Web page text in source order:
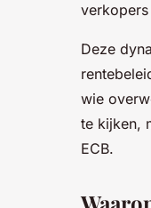
Deze
wie
te kijken,
ECB.